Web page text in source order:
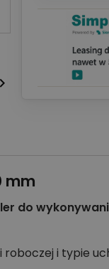

mm
do
roboczej i typie